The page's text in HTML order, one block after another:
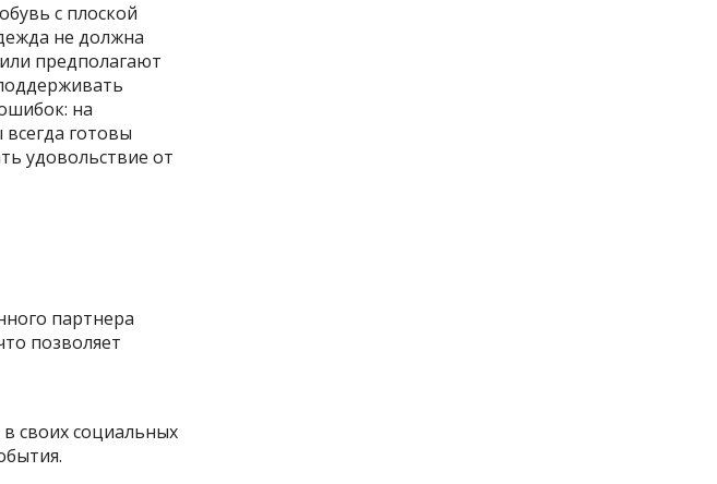
с плоской
не должна
предполагают
на
готовы
удовольствие от
партнера
позволяет
своих социальных